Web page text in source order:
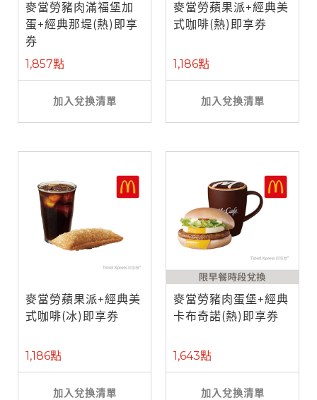
麥當勞豬肉滿福堡加
蛋+經典那堤(熱)即享
券
1,857點
加入兌換清單
麥當勞蘋果派+經典美
式咖啡(熱)即享券
1,186點
加入兌換清單
麥當勞蘋果派+經典美
式咖啡(冰)即享券
1,186點
加入兌換清單
麥當勞豬肉蛋堡+經典
卡布奇諾(熱)即享券
1,643點
加入兌換清單